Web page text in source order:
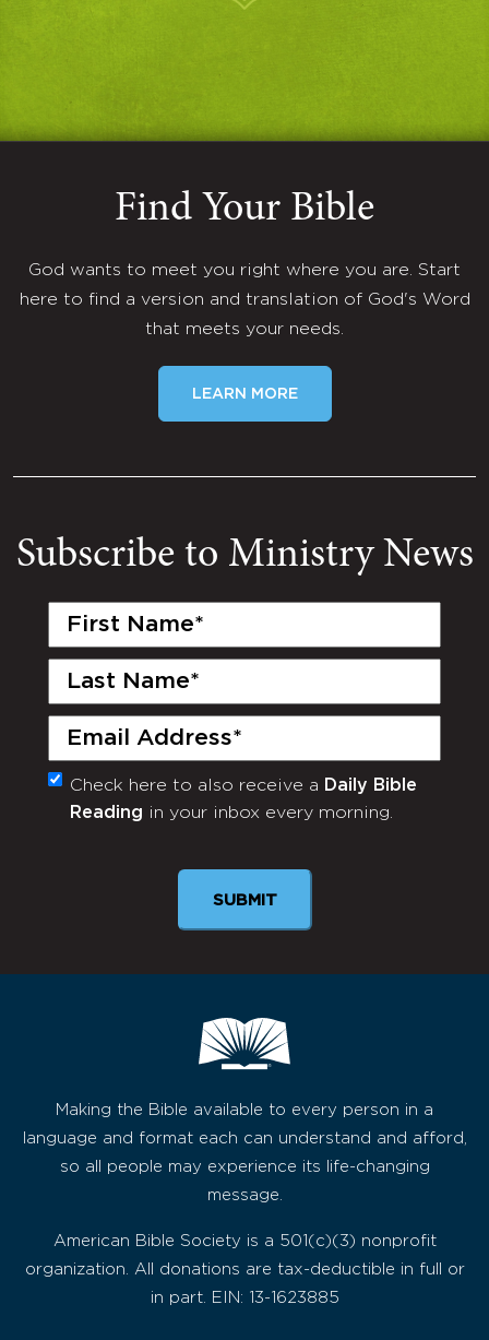
Find Your Bible
God wants to meet you right where you are. Start
here to find a version and translation of God's Word
that meets your needs.
LEARN MORE
Subscribe to Ministry News
First
Last
Email
(Required)
Monthly
Newsletter
Check here to also receive a Daily Bible
Reading in your inbox every morning.
SUBMIT
Making the Bible available to every person in a
language and format each can understand and afford,
so all people may experience its life-changing
message.
American Bible Society is a 501(c)(3) nonprofit
organization. All donations are tax-deductible in full or
in part. EIN: 13-1623885